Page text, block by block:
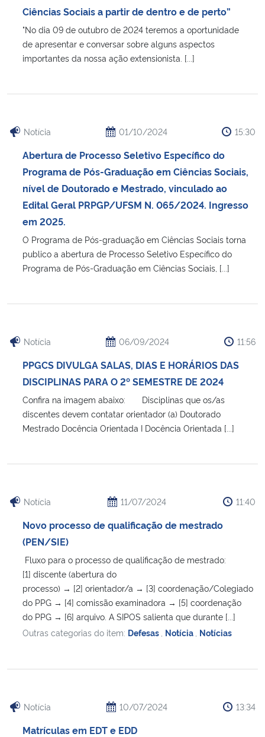
Ciências Sociais a partir de dentro e de perto”
"No dia 09 de outubro de 2024 teremos a oportunidade
de apresentar e conversar sobre alguns aspectos
importantes da nossa ação extensionista. [...]
Notícia 01/10/2024 15:30
Abertura de Processo Seletivo Específico do
Programa de Pós-Graduação em Ciências Sociais,
nível de Doutorado e Mestrado, vinculado ao
Edital Geral PRPGP/UFSM N. 065/2024. Ingresso
em 2025.
O Programa de Pós-graduação em Ciências Sociais torna
publico a abertura de Processo Seletivo Específico do
Programa de Pós-Graduação em Ciências Sociais, [...]
Notícia 06/09/2024 11:56
PPGCS DIVULGA SALAS, DIAS E HORÁRIOS DAS
DISCIPLINAS PARA O 2º SEMESTRE DE 2024
Confira na imagem abaixo: Disciplinas que os/as
discentes devem contatar orientador (a) Doutorado
Mestrado Docência Orientada I Docência Orientada [...]
Notícia 11/07/2024 11:40
Novo processo de qualificação de mestrado
(PEN/SIE)
Fluxo para o processo de qualificação de mestrado:
[1] discente (abertura do
processo) → [2] orientador/a → [3] coordenação/Colegiado
do PPG → [4] comissão examinadora → [5] coordenação
do PPG → [6] arquivo. A SIPOS salienta que durante [...]
Outras categorias do item: Defesas Notícia Notícias
Notícia 10/07/2024 13:34
Matrículas em EDT e EDD